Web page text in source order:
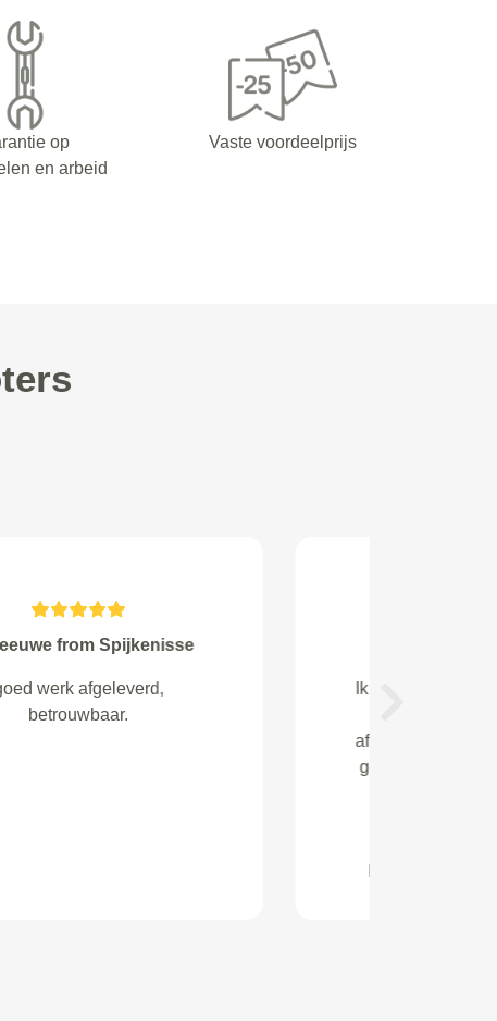
op
en arbeid
Vaste voordeelprijs
jan van beek from Best
goede service en communicatie.
Komen afspraken na.